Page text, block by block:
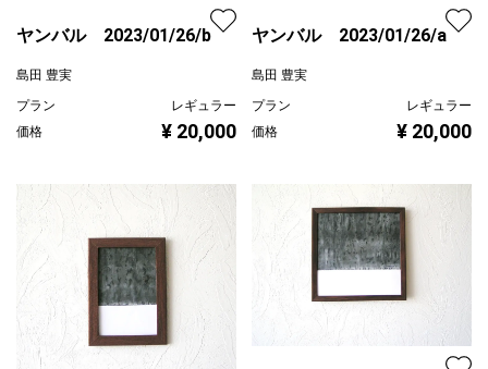
ヤンバル 2023/01/26/b
島田 豊実
プラン
レギュラー
価格
¥ 20,000
ヤンバル 2023/01/26/a
島田 豊実
プラン
レギュラー
価格
¥ 20,000